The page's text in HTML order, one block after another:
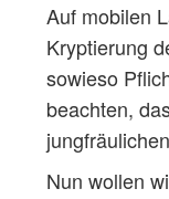
Auf mobilen
Kryptierung
sowieso
beachten,
Nun wollen